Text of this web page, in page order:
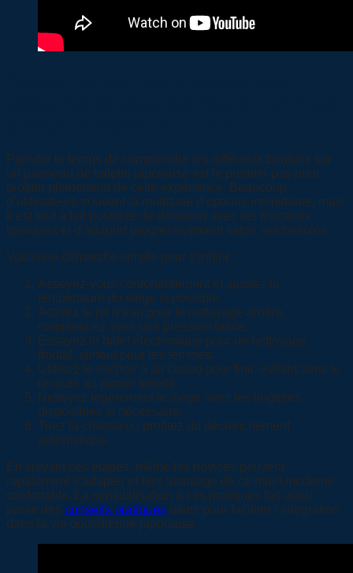
Prendre le temps de comprendre les différents boutons sur
un panneau de toilette japonaise est le premier pas pour
profiter pleinement de cette expérience. Beaucoup
d’utilisateurs trouvent la multitude d’options intimidante, mais
il est tout à fait possible de démarrer avec les fonctions
basiques et d’adapter progressivement selon ses besoins.
Voici une démarche simple pour s’initier :
Asseyez-vous confortablement et ajustez la
température du siège si possible.
Activez le jet d’eau pour le nettoyage arrière,
commencez avec une pression faible.
Essayez le bidet électronique pour un nettoyage
frontal, surtout pour les femmes.
Utilisez le séchoir à air chaud pour finir, évitant ainsi le
recours au papier toilette.
Nettoyez légèrement le siège avec les lingettes
disponibles si nécessaire.
Tirez la chasse ou profitez du déclenchement
automatique.
En suivant ces étapes, même les novices peuvent
rapidement s’adapter et tirer avantage de ce rituel moderne
confortable. La sensibilisation à ces pratiques fait aussi
partie des conseils pratiques utiles pour faciliter l’intégration
dans la vie quotidienne japonaise.